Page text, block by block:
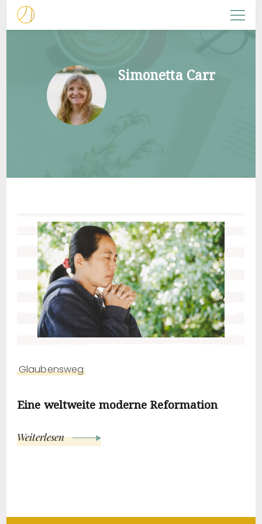
NACHFOLGERIN
Christliche Frauenarbeit
Simonetta Carr
Glaubensweg
Eine weltweite moderne Reformation
Weiterlesen